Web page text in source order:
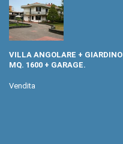
VILLA ANGOLARE + GIARDINO
MQ. 1600 + GARAGE.
Vendita